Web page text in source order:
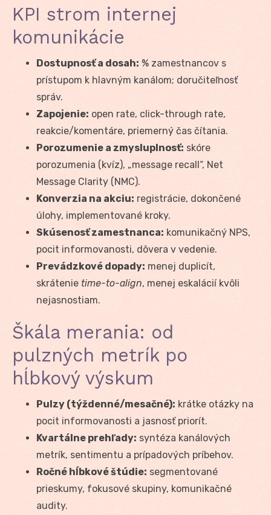
KPI strom internej
komunikácie
Dostupnosť a dosah: % zamestnancov s
prístupom k hlavným kanálom; doručiteľnosť
správ.
Zapojenie: open rate, click-through rate,
reakcie/komentáre, priemerný čas čítania.
Porozumenie a zmysluplnosť: skóre
porozumenia (kvíz), „message recall“, Net
Message Clarity (NMC).
Konverzia na akciu: registrácie, dokončené
úlohy, implementované kroky.
Skúsenosť zamestnanca: komunikačný NPS,
pocit informovanosti, dôvera v vedenie.
Prevádzkové dopady: menej duplicít,
skrátenie time-to-align, menej eskalácií kvôli
nejasnostiam.
Škála merania: od
pulzných metrík po
hĺbkový výskum
Pulzy (týždenné/mesačné): krátke otázky na
pocit informovanosti a jasnosť priorít.
Kvartálne prehľady: syntéza kanálových
metrík, sentimentu a prípadových príbehov.
Ročné hĺbkové štúdie: segmentované
prieskumy, fokusové skupiny, komunikačné
audity.